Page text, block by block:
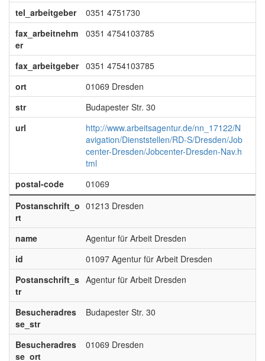
tel_arbeitgeber
0351 4751730
fax_arbeitnehm
er
0351 4754103785
fax_arbeitgeber
0351 4754103785
ort
01069 Dresden
str
Budapester Str. 30
url
http://www.arbeitsagentur.de/nn_17122/N
avigation/Dienststellen/RD-S/Dresden/Job
center-Dresden/Jobcenter-Dresden-Nav.h
tml
postal-code
01069
Postanschrift_o
rt
01213 Dresden
name
Agentur für Arbeit Dresden
id
01097 Agentur für Arbeit Dresden
Postanschrift_s
tr
Agentur für Arbeit Dresden
Besucheradres
se_str
Budapester Str. 30
Besucheradres
se_ort
01069 Dresden